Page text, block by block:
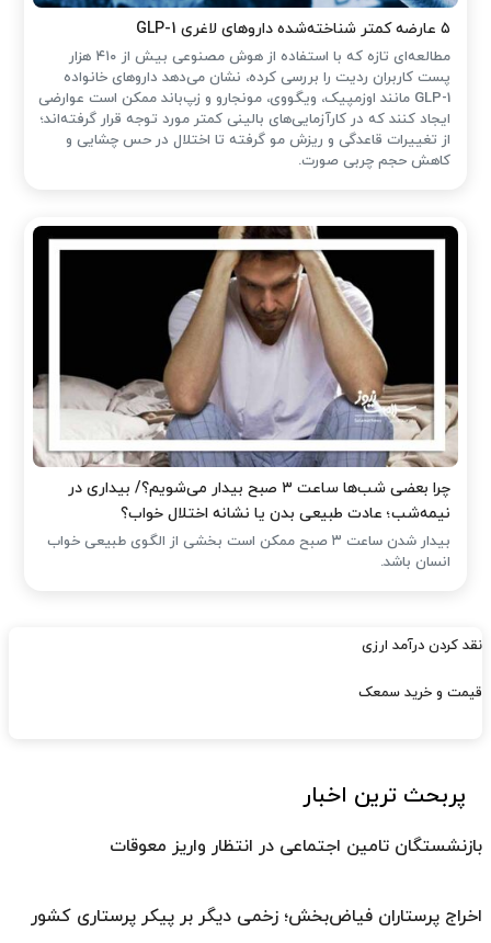
۵ عارضه کمتر شناخته‌شده داروهای لاغری GLP-1
مطالعه‌ای تازه که با استفاده از هوش مصنوعی بیش از ۴۱۰ هزار
پست کاربران ردیت را بررسی کرده، نشان می‌دهد داروهای خانواده
GLP-1 مانند اوزمپیک، ویگووی، مونجارو و زپ‌باند ممکن است عوارضی
ایجاد کنند که در کارآزمایی‌های بالینی کمتر مورد توجه قرار گرفته‌اند؛
از تغییرات قاعدگی و ریزش مو گرفته تا اختلال در حس چشایی و
کاهش حجم چربی صورت.
چرا بعضی شب‌ها ساعت ۳ صبح بیدار می‌شویم؟/ بیداری در
نیمه‌شب؛ عادت طبیعی بدن یا نشانه اختلال خواب؟
بیدار شدن ساعت ۳ صبح ممکن است بخشی از الگوی طبیعی خواب
انسان باشد.
نقد کردن درآمد ارزی
قیمت و خرید سمعک
پربحث ترین اخبار
بازنشستگان تامین اجتماعی در انتظار واریز معوقات
اخراج پرستاران فیاض‌بخش؛ زخمی دیگر بر پیکر پرستاری کشور